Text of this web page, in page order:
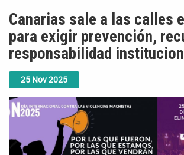
25 Nov2025
Canarias sale a las calles
para exigir prevención,
responsabilidad